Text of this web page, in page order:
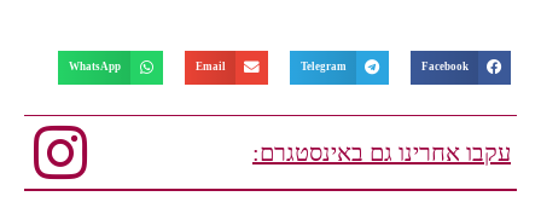
Facebook
Telegram
Email
WhatsApp
עקבו אחרינו גם באינסטגרם: